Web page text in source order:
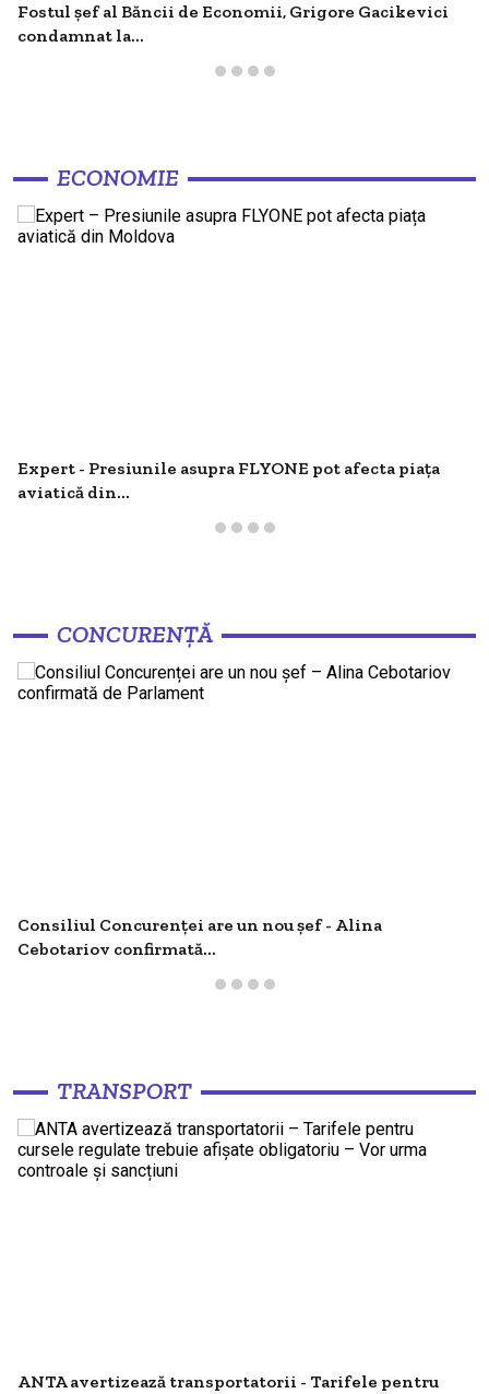
Fostul șef al Băncii de Economii, Grigore Gacikevici
condamnat la...
ECONOMIE
Expert - Presiunile asupra FLYONE pot afecta piața
aviatică din...
CONCURENȚĂ
Consiliul Concurenței are un nou șef - Alina
Cebotariov confirmată...
TRANSPORT
ANTA avertizează transportatorii - Tarifele pentru